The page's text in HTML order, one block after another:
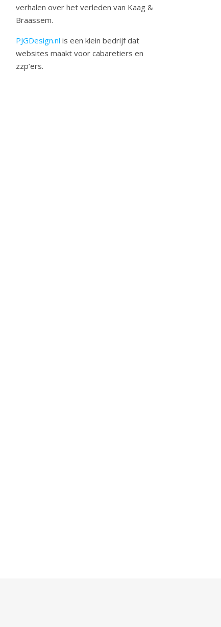
verhalen over het verleden van Kaag &
Braassem.
PJGDesign.nl is een klein bedrijf dat
websites maakt voor cabaretiers en
zzp’ers.